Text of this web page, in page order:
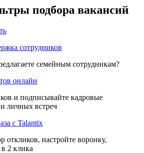
подбора вакансий
сотрудников
семейным сотрудникам?
онлайн
и подписывайте кадровые
личных встреч
с Talantix
откликов, настройте воронку,
2 клика